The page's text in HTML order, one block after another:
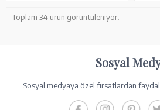
Toplam 34 ürün görüntüleniyor.
Sosyal
Sosyal medyaya özel fırsatlardan